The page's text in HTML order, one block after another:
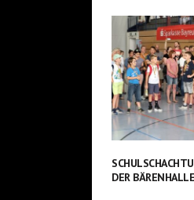
DER BÄRENHALLE